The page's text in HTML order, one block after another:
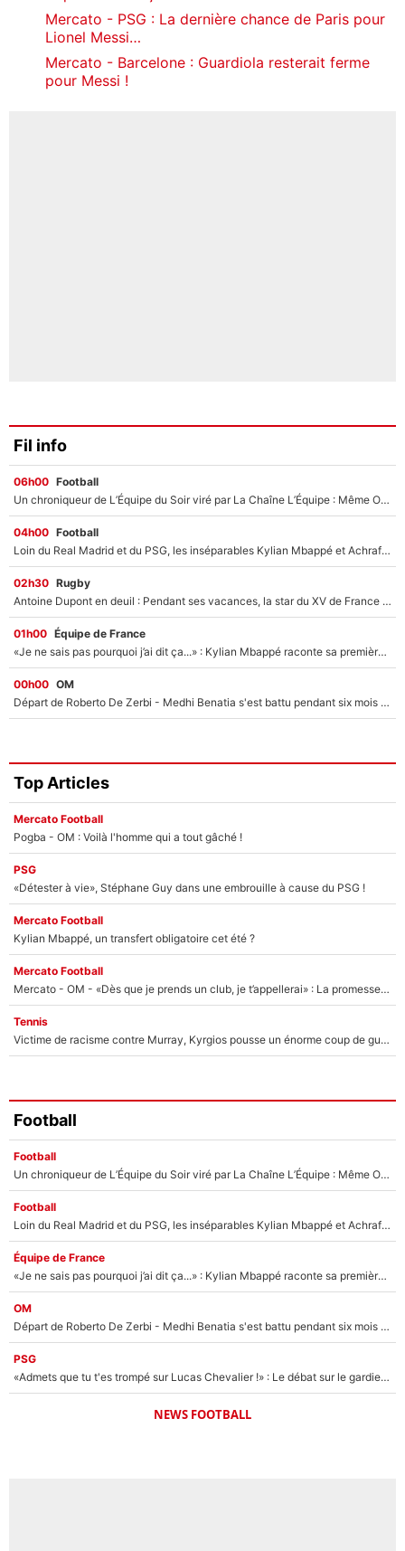
Mercato - PSG : La dernière chance de Paris pour
Lionel Messi…
Mercato - Barcelone : Guardiola resterait ferme
pour Messi !
Fil info
06h00 Football
Un chroniqueur de L’Équipe du Soir viré par La Chaîne L’Équipe : Même Olivier Ménard n’avait pas pu empêcher son départ, «je l’ai appris sur Twitter, je l’ai vécu assez mal»
04h00 Football
Loin du Real Madrid et du PSG, les inséparables Kylian Mbappé et Achraf Hakimi changent d'équipe le temps d'une journée !
02h30 Rugby
Antoine Dupont en deuil : Pendant ses vacances, la star du XV de France a perdu sa grand-mère
01h00 Équipe de France
«Je ne sais pas pourquoi j’ai dit ça...» : Kylian Mbappé raconte sa première rencontre avec Zinédine Zidane (et c’est très drôle)
00h00 OM
Départ de Roberto De Zerbi - Medhi Benatia s'est battu pendant six mois pour le retenir à l'OM, le PSG a été le naufrage de trop : «Je pars avec toi»
Top Articles
Mercato Football
Pogba - OM : Voilà l'homme qui a tout gâché !
PSG
«Détester à vie», Stéphane Guy dans une embrouille à cause du PSG !
Mercato Football
Kylian Mbappé, un transfert obligatoire cet été ?
Mercato Football
Mercato - OM - «Dès que je prends un club, je t’appellerai» : La promesse de Marcelino au moment de claquer la porte
Tennis
Victime de racisme contre Murray, Kyrgios pousse un énorme coup de gueule !
Football
Football
Un chroniqueur de L’Équipe du Soir viré par La Chaîne L’Équipe : Même Olivier Ménard n’avait pas pu empêcher son départ, «je l’ai appris sur Twitter, je l’ai vécu assez mal»
Football
Loin du Real Madrid et du PSG, les inséparables Kylian Mbappé et Achraf Hakimi changent d'équipe le temps d'une journée !
Équipe de France
«Je ne sais pas pourquoi j’ai dit ça...» : Kylian Mbappé raconte sa première rencontre avec Zinédine Zidane (et c’est très drôle)
OM
Départ de Roberto De Zerbi - Medhi Benatia s'est battu pendant six mois pour le retenir à l'OM, le PSG a été le naufrage de trop : «Je pars avec toi»
PSG
«Admets que tu t'es trompé sur Lucas Chevalier !» : Le débat sur le gardien du PSG vire au clash à l'After Foot
NEWS FOOTBALL